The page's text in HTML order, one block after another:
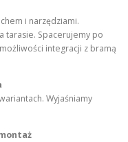
i narzędziami.
tarasie. Spacerujemy po
integracji z bramą
Wyjaśniamy